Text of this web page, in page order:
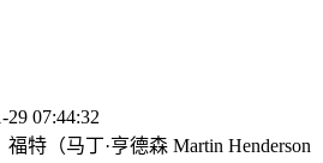
29 07:44:32
（马丁·亨德森 Martin Henderson